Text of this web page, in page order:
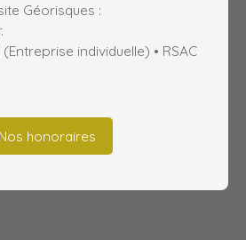
Géorisques :
individuelle) • RSAC
Nos honoraires